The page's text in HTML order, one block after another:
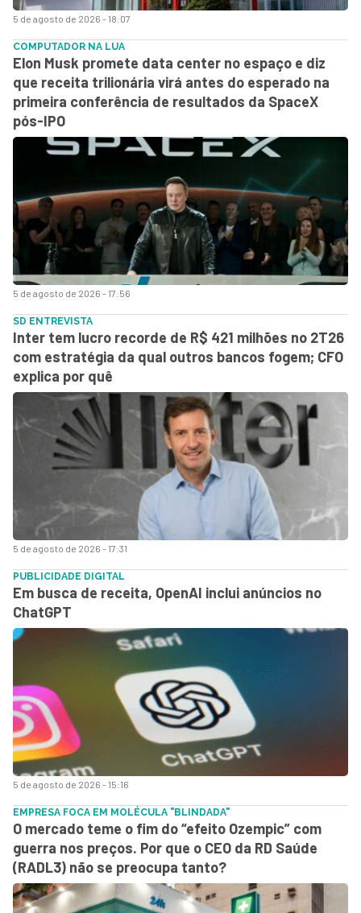
5 de agosto de 2026 - 18:07
5 de agosto de 2026 - 17:56
COMPUTADOR NA LUA
Elon Musk promete data center no espaço e diz
que receita trilionária virá antes do esperado na
primeira conferência de resultados da SpaceX
pós-IPO
5 de agosto de 2026 - 17:31
SD ENTREVISTA
Inter tem lucro recorde de R$ 421 milhões no 2T26
com estratégia da qual outros bancos fogem; CFO
explica por quê
5 de agosto de 2026 - 15:16
PUBLICIDADE DIGITAL
Em busca de receita, OpenAI inclui anúncios no
ChatGPT
EMPRESA FOCA EM MOLÉCULA "BLINDADA"
O mercado teme o fim do “efeito Ozempic” com
guerra nos preços. Por que o CEO da RD Saúde
(RADL3) não se preocupa tanto?